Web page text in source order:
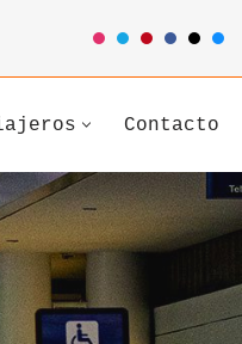
Contacto